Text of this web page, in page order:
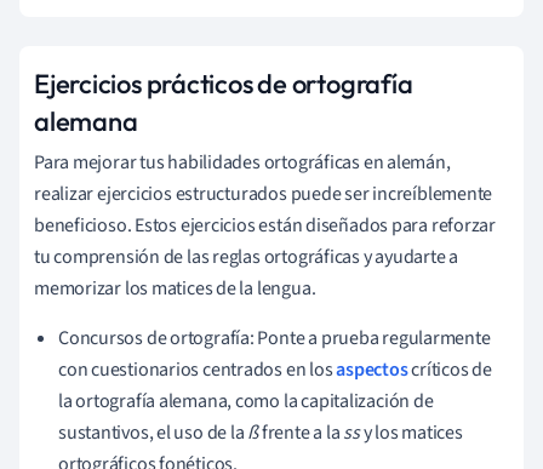
Ejercicios prácticos de ortografía
alemana
Para mejorar tus habilidades ortográficas en alemán,
realizar ejercicios estructurados puede ser increíblemente
beneficioso. Estos ejercicios están diseñados para reforzar
tu comprensión de las reglas ortográficas y ayudarte a
memorizar los matices de la lengua.
Concursos de ortografía: Ponte a prueba regularmente
con cuestionarios centrados en losaspectoscríticos de
la ortografía alemana, como la capitalización de
sustantivos, el uso de laßfrente a lassy los matices
ortográficos fonéticos.